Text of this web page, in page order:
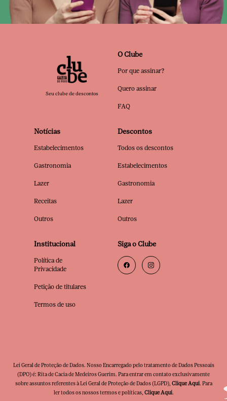
Seu clube de descontos
O Clube
Por que assinar?
Quero assinar
FAQ
Notícias
Estabelecimentos
Gastronomia
Lazer
Receitas
Outros
Descontos
Todos os descontos
Estabelecimentos
Gastronomia
Lazer
Outros
Institucional
Política de
Privacidade
Petição de titulares
Termos de uso
Siga o Clube
Lei Geral de Proteção de Dados. Nosso Encarregado pelo tratamento de Dados Pessoais
(DPO) é: Rita de Cacia de Medeiros Guerim. Para entrar em contato exclusivamente
sobre assuntos referentes à Lei Geral de Proteção de Dados (LGPD), Clique Aqui. Para
ler todos os nossos termos e políticas, Clique Aqui.